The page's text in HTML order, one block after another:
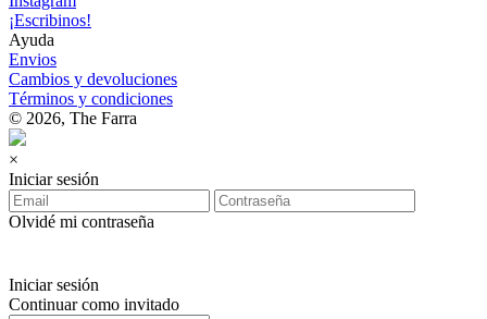
¡Escribinos!
Ayuda
Envios
Cambios y devoluciones
Términos y condiciones
© 2026, The Farra
×
Iniciar sesión
Olvidé mi contraseña
Iniciar sesión
Continuar como invitado